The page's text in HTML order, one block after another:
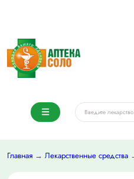
Главная → Лекарственные средства